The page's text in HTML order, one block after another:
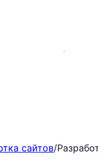
сайтов/